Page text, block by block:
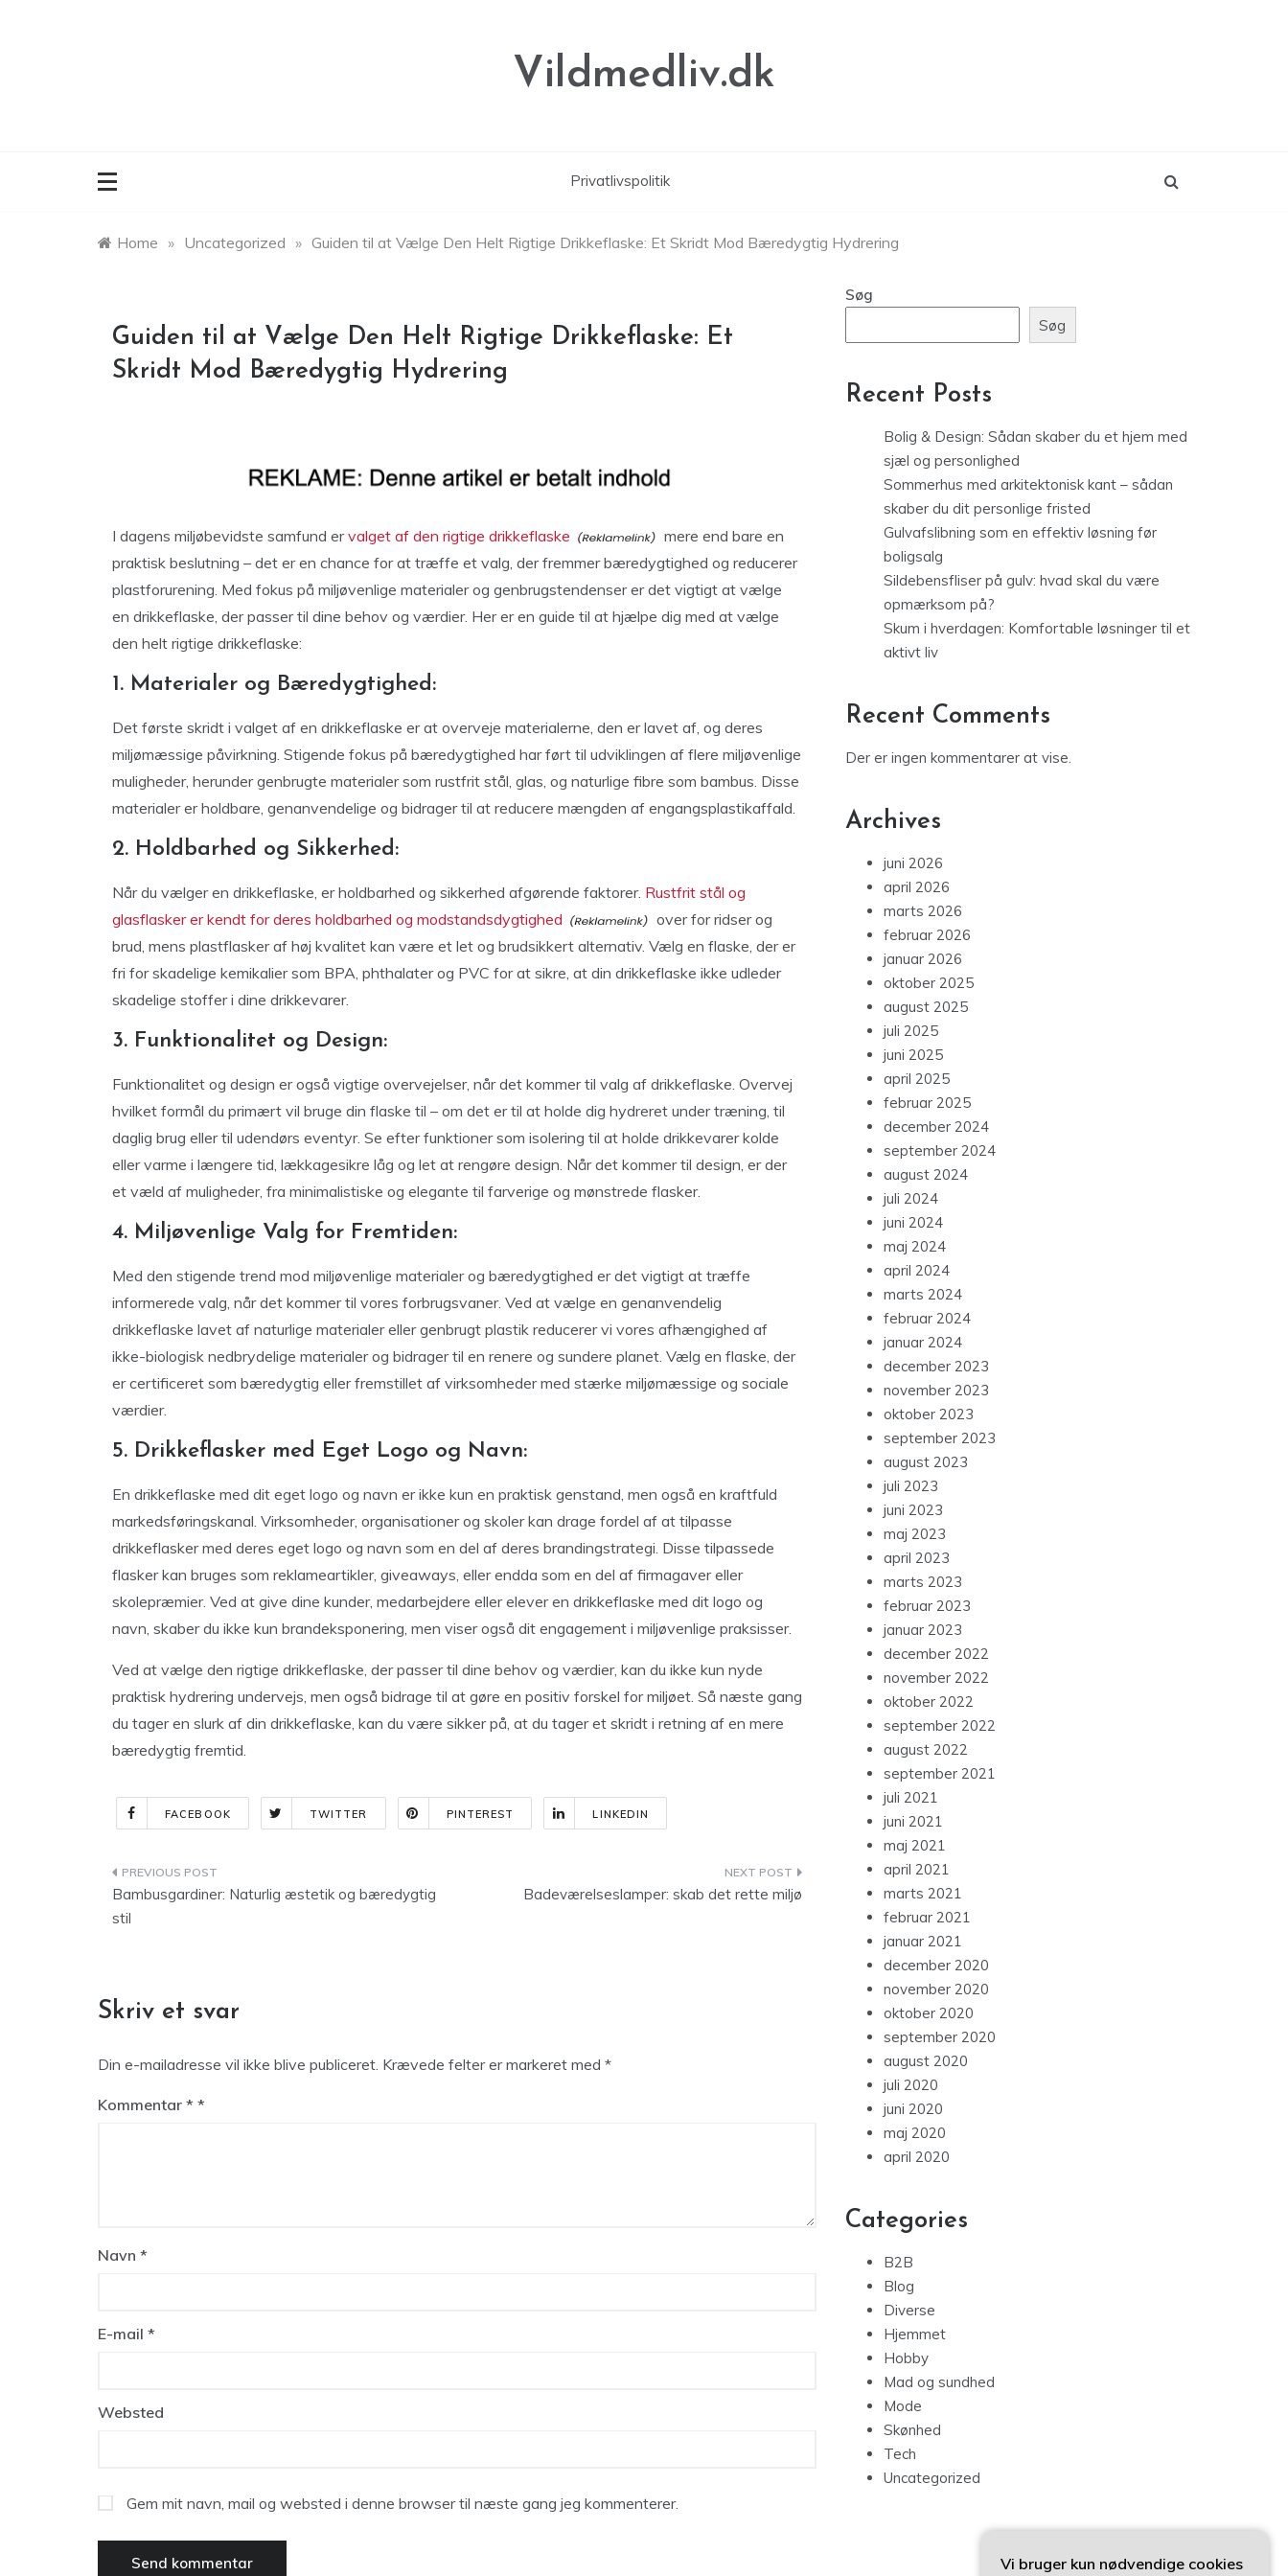
Vildmedliv.dk
Privatlivspolitik
Home » Uncategorized » Guiden til at Vælge Den Helt Rigtige Drikkeflaske: Et Skridt Mod Bæredygtig Hydrering
Guiden til at Vælge Den Helt Rigtige Drikkeflaske: Et
Skridt Mod Bæredygtig Hydrering
I dagens miljøbevidste samfund ervalget af den rigtige drikkeflaske
mere end bare en
praktisk beslutning – det er en chance for at træffe et valg, der fremmer bæredygtighed og reducerer
plastforurening. Med fokus på miljøvenlige materialer og genbrugstendenser er det vigtigt at vælge
en drikkeflaske, der passer til dine behov og værdier. Her er en guide til at hjælpe dig med at vælge
den helt rigtige drikkeflaske:
1. Materialer og Bæredygtighed:
Det første skridt i valget af en drikkeflaske er at overveje materialerne, den er lavet af, og deres
miljømæssige påvirkning. Stigende fokus på bæredygtighed har ført til udviklingen af ​​flere miljøvenlige
muligheder, herunder genbrugte materialer som rustfrit stål, glas, og naturlige fibre som bambus. Disse
materialer er holdbare, genanvendelige og bidrager til at reducere mængden af engangsplastikaffald.
2. Holdbarhed og Sikkerhed:
Når du vælger en drikkeflaske, er holdbarhed og sikkerhed afgørende faktorer. Rustfrit stål og
glasflasker er kendt for deres holdbarhed og modstandsdygtighed
over for ridser og
brud, mens plastflasker af høj kvalitet kan være et let og brudsikkert alternativ. Vælg en flaske, der er
fri for skadelige kemikalier som BPA, phthalater og PVC for at sikre, at din drikkeflaske ikke udleder
skadelige stoffer i dine drikkevarer.
3. Funktionalitet og Design:
Funktionalitet og design er også vigtige overvejelser, når det kommer til valg af drikkeflaske. Overvej
hvilket formål du primært vil bruge din flaske til – om det er til at holde dig hydreret under træning, til
daglig brug eller til udendørs eventyr. Se efter funktioner som isolering til at holde drikkevarer kolde
eller varme i længere tid, lækkagesikre låg og let at rengøre design. Når det kommer til design, er der
et væld af muligheder, fra minimalistiske og elegante til farverige og mønstrede flasker.
4. Miljøvenlige Valg for Fremtiden:
Med den stigende trend mod miljøvenlige materialer og bæredygtighed er det vigtigt at træffe
informerede valg, når det kommer til vores forbrugsvaner. Ved at vælge en genanvendelig
drikkeflaske lavet af naturlige materialer eller genbrugt plastik reducerer vi vores afhængighed af
ikke-biologisk nedbrydelige materialer og bidrager til en renere og sundere planet. Vælg en flaske, der
er certificeret som bæredygtig eller fremstillet af virksomheder med stærke miljømæssige og sociale
værdier.
5. Drikkeflasker med Eget Logo og Navn:
En drikkeflaske med dit eget logo og navn er ikke kun en praktisk genstand, men også en kraftfuld
markedsføringskanal. Virksomheder, organisationer og skoler kan drage fordel af at tilpasse
drikkeflasker med deres eget logo og navn som en del af deres brandingstrategi. Disse tilpassede
flasker kan bruges som reklameartikler, giveaways, eller endda som en del af firmagaver eller
skolepræmier. Ved at give dine kunder, medarbejdere eller elever en drikkeflaske med dit logo og
navn, skaber du ikke kun brandeksponering, men viser også dit engagement i miljøvenlige praksisser.
Ved at vælge den rigtige drikkeflaske, der passer til dine behov og værdier, kan du ikke kun nyde
praktisk hydrering undervejs, men også bidrage til at gøre en positiv forskel for miljøet. Så næste gang
du tager en slurk af din drikkeflaske, kan du være sikker på, at du tager et skridt i retning af en mere
bæredygtig fremtid.
FACEBOOK TWITTER PINTEREST LINKEDIN
Indlægsnavigation
Bambusgardiner: Naturlig æstetik og bæredygtig
stil
Badeværelseslamper: skab det rette miljø
Skriv et svar
Din e-mailadresse vil ikke blive publiceret. Krævede felter er markeret med *
Kommentar *
Navn *
E-mail *
Websted
Gem mit navn, mail og websted i denne browser til næste gang jeg kommenterer.
Søg
Søg
Recent Posts
Bolig & Design: Sådan skaber du et hjem med
sjæl og personlighed
Sommerhus med arkitektonisk kant – sådan
skaber du dit personlige fristed
Gulvafslibning som en effektiv løsning før
boligsalg
Sildebensfliser på gulv: hvad skal du være
opmærksom på?
Skum i hverdagen: Komfortable løsninger til et
aktivt liv
Recent Comments
Der er ingen kommentarer at vise.
Archives
juni 2026
april 2026
marts 2026
februar 2026
januar 2026
oktober 2025
august 2025
juli 2025
juni 2025
april 2025
februar 2025
december 2024
september 2024
august 2024
juli 2024
juni 2024
maj 2024
april 2024
marts 2024
februar 2024
januar 2024
december 2023
november 2023
oktober 2023
september 2023
august 2023
juli 2023
juni 2023
maj 2023
april 2023
marts 2023
februar 2023
januar 2023
december 2022
november 2022
oktober 2022
september 2022
august 2022
september 2021
juli 2021
juni 2021
maj 2021
april 2021
marts 2021
februar 2021
januar 2021
december 2020
november 2020
oktober 2020
september 2020
august 2020
juli 2020
juni 2020
maj 2020
april 2020
Categories
B2B
Blog
Diverse
Hjemmet
Hobby
Mad og sundhed
Mode
Skønhed
Tech
Uncategorized
Vi bruger kun nødvendige cookies